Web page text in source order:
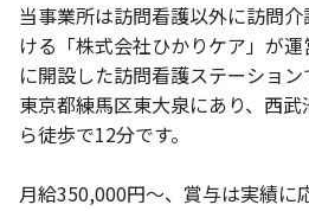
当事業所は訪問看護以外に訪問
ける「株式会社ひかりケア」が
に開設した訪問看護ステーション
東京都練馬区東大泉にあり、西
ら徒歩で12分です。
月給350,000円～、賞与は実績に